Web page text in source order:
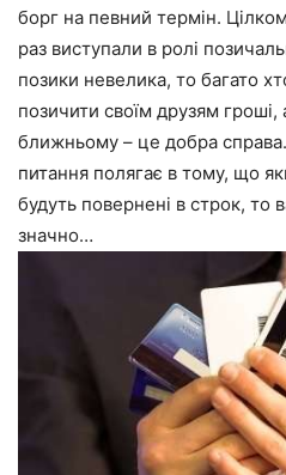
борг на певний термін.
раз виступали в ролі
позики невелика, то багато
позичити своїм друзям
ближньому – це добра
питання полягає в тому, що
будуть повернені в строк, то
значно…